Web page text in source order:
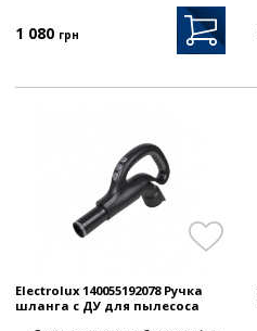
1 080 грн
Electrolux 140055192078 Ручка
шланга с ДУ для пылесоса